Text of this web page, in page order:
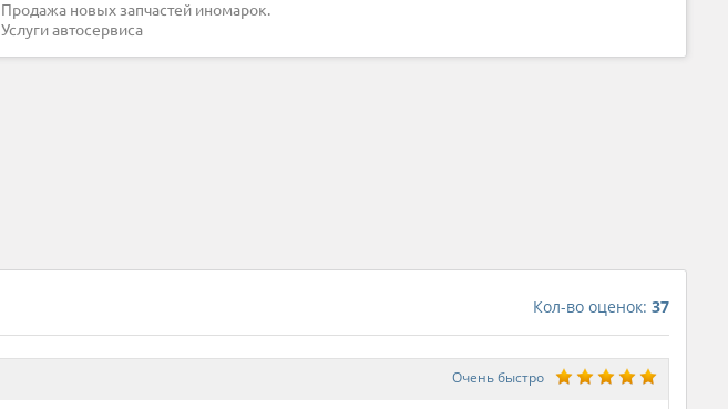
Продажа новых запчастей иномарок.
Услуги автосервиса
Кол-во оценок: 37
Очень быстро